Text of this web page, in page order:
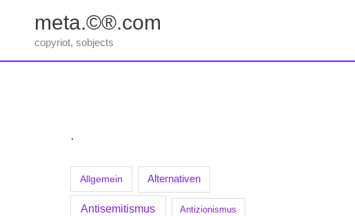
springen
meta.©®.com
copyriot, sobjects
.
Allgemein Alternativen
Antisemitismus Antizionismus